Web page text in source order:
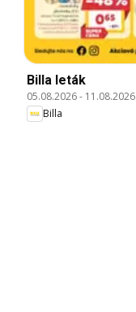
Billa leták
05.08.2026- 11.08.2026
Billa